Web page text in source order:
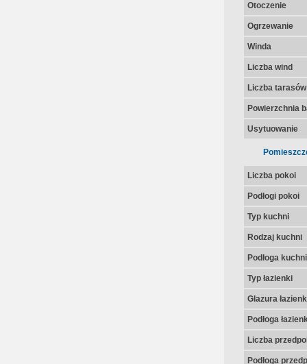
Otoczenie
Ogrzewanie
Winda
Liczba wind
Liczba tarasów
Powierzchnia
Usytuowanie
Liczba pokoi
Podłogi pokoi
Typ kuchni
Rodzaj kuchni
Podłoga kuchni
Typ łazienki
Glazura
Podłoga
Liczba
Podłoga